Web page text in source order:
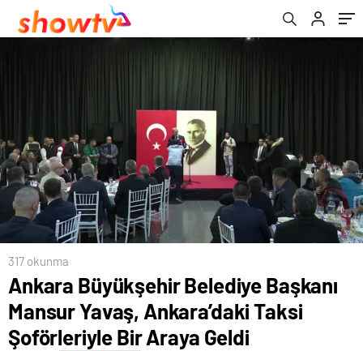
Araya Geldi
317 okunma
Ankara Büyükşehir Belediye Başkanı
Mansur Yavaş, Ankara’daki Taksi
Şoförleriyle Bir Araya Geldi